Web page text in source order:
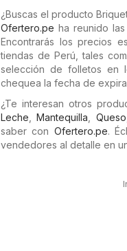
¿Buscas el producto
Ofertero.pe ha reunido
Encontrarás los precios
tiendas de Perú, tales
selección de folletos en
chequea la fecha de
¿Te interesan otros
Leche ,Mantequilla Queso
saber con Ofertero.pe.
vendedores al detalle en